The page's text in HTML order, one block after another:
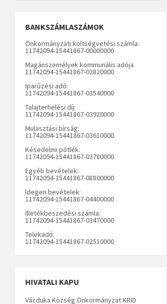
BANKSZÁMLASZÁMOK
Önkormányzati költségvetési számla:
11742094-15441867-00000000
Magánszemélyek kommunális adója
11742094-15441867-02820000
Iparűzési adó:
11742094-15441867-03540000
Talajterhelési díj:
11742094-15441867-03920000
Mulasztási bírság:
11742094-15441867-03610000
Késedelmi pótlék:
11742094-15441867-03780000
Egyéb bevételek:
11742094-15441867-08800000
Idegen bevételek:
11742094-15441867-04400000
Illetékbeszedési számla:
11742094-15441867-03470000
Telekadó:
11742094-15441867-02510000
HIVATALI KAPU
Vácduka Község Önkormányzat KRID